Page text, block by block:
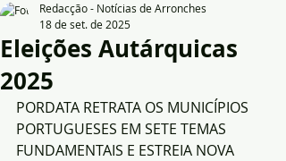
Eleições Autárquicas
2025
Redacção - Notícias de Arronches
18 de set. de 2025
PORDATA RETRATA OS MUNICÍPIOS
PORTUGUESES EM SETE TEMAS
FUNDAMENTAIS E ESTREIA NOVA